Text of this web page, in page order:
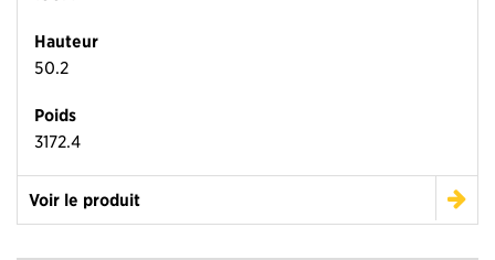
Hauteur
50.2
Poids
3172.4
Voir le produit